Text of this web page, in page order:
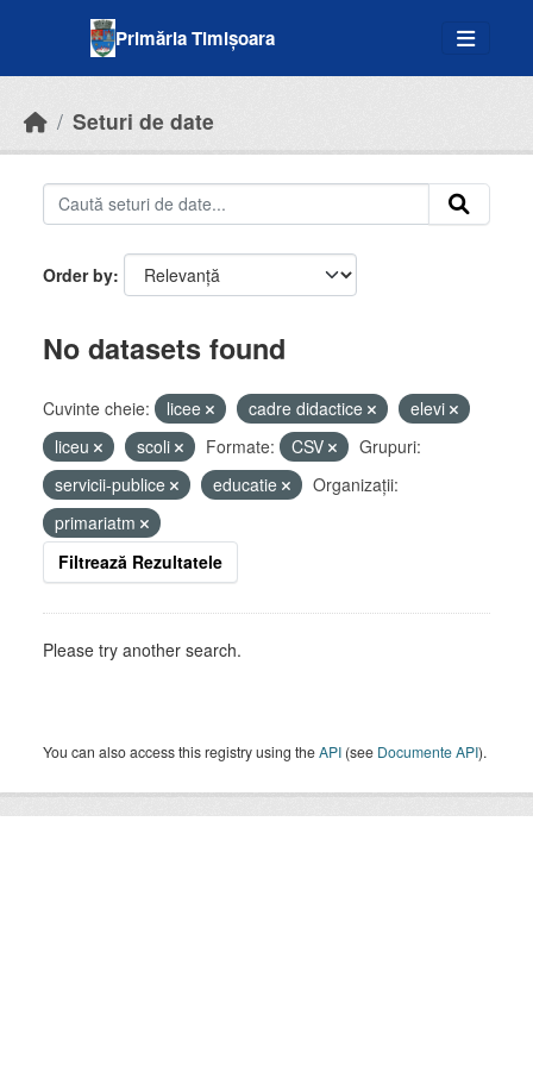
Primăria Timișoara
Seturi de date
Order by
No datasets found
Cuvinte cheie: licee cadre didactice
elevi
liceu
scoli Formate: CSV
Grupuri:
servicii-publice
educatie
Organizații:
primariatm
Filtrează Rezultatele
Please try another search.
You can also access this registry using theAPI (see Documente API).